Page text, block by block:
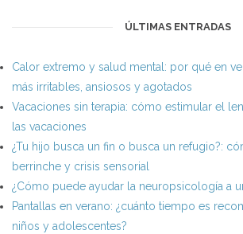
ÚLTIMAS ENTRADAS
Calor extremo y salud mental: por qué en
más irritables, ansiosos y agotados
Vacaciones sin terapia: cómo estimular el
las vacaciones
¿Tu hijo busca un fin o busca un refugio?:
berrinche y crisis sensorial
¿Cómo puede ayudar la neuropsicología a
Pantallas en verano: ¿cuánto tiempo es
niños y adolescentes?